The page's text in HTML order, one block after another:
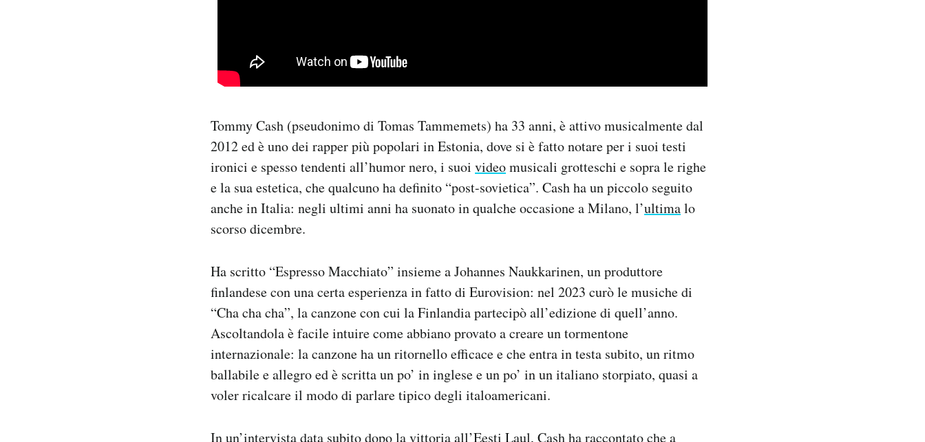
Tommy Cash (pseudonimo di Tomas Tammemets) ha 33 anni, è attivo musicalmente dal
2012 ed è uno dei rapper più popolari in Estonia, dove si è fatto notare per i suoi testi
ironici e spesso tendenti all’humor nero, i suoi videomusicali grotteschi e sopra le righe
e la sua estetica, che qualcuno ha definito “post-sovietica”. Cash ha un piccolo seguito
anche in Italia: negli ultimi anni ha suonato in qualche occasione a Milano, l’ultimalo
scorso dicembre.
Ha scritto “Espresso Macchiato” insieme a Johannes Naukkarinen, un produttore
finlandese con una certa esperienza in fatto di Eurovision: nel 2023 curò le musiche di
“Cha cha cha”, la canzone con cui la Finlandia partecipò all’edizione di quell’anno.
Ascoltandola è facile intuire come abbiano provato a creare un tormentone
internazionale: la canzone ha un ritornello efficace e che entra in testa subito, un ritmo
ballabile e allegro ed è scritta un po’ in inglese e un po’ in un italiano storpiato, quasi a
voler ricalcare il modo di parlare tipico degli italoamericani.
Inun’intervistadata subito dopo la vittoria all’Eesti Laul, Cash ha raccontato che a